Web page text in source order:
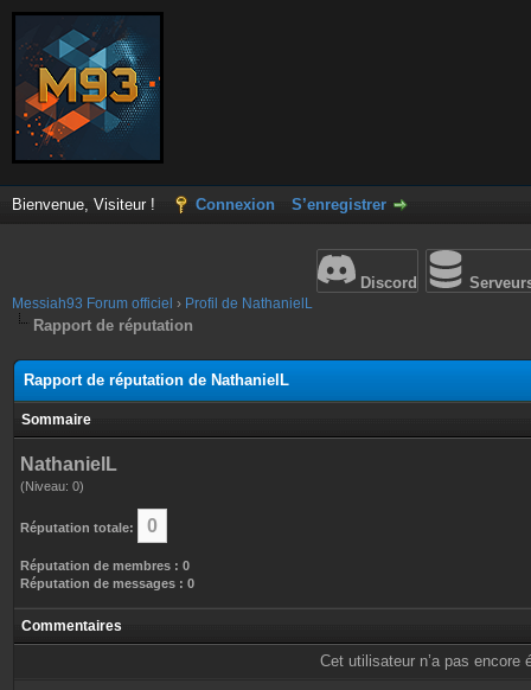
Bienvenue, Visiteur ! Connexion S’enregistrer
Discord
Messiah93 Forum officiel › Profil de NathanielL
Rapport de réputation
Rapport de réputation de NathanielL
Sommaire
NathanielL
(Niveau: 0)
Réputation totale: 0
Réputation de membres : 0
Réputation de messages : 0
Commentaires
Cet utilisateur n’a pas